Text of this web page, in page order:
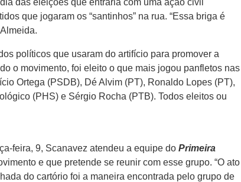
que jogaram os “santinhos” na rua. “Essa briga é
políticos que usaram do artifício para promover a
o movimento, foi eleito o que mais jogou panfletos nas
Ortega (PSDB), Dé Alvim (PT), Ronaldo Lopes (PT),
(PHS) e Sérgio Rocha (PTB). Todos eleitos ou
feira, 9, Scanavez atendeu a equipe do Primeira
e que pretende se reunir com esse grupo. “O ato
do cartório foi a maneira encontrada pelo grupo de